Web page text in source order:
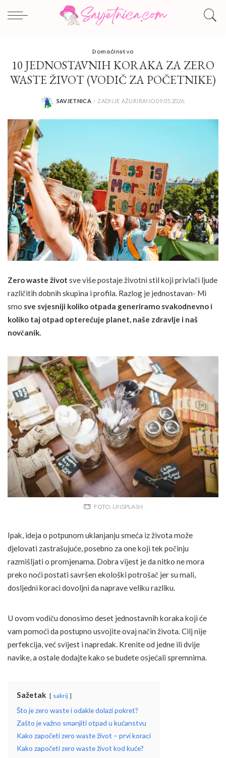
Domaćinstvo
10 JEDNOSTAVNIH KORAKA ZA ZERO
WASTE ŽIVOT (VODIČ ZA POČETNIKE)
POSTED
SAVJETNICA ZADNJE AŽURIRANO 09.05.2026.
Zero waste život sve više postaje životni stil koji privlači ljude
različitih dobnih skupina i profila. Razlog je jednostavan- Mi
smo sve svjesniji koliko otpada generiramo svakodnevno i
koliko taj otpad opterećuje planet, naše zdravlje i naš
novčanik.
FOTO: UNSPLASH
Ipak, ideja o potpunom uklanjanju smeća iz života može
djelovati zastrašujuće, posebno za one koji tek počinju
razmišljati o promjenama. Dobra vijest je da nitko ne mora
preko noći postati savršen ekološki potrošač jer su mali,
dosljedni koraci dovoljni da naprave veliku razliku.
U ovom vodiču donosimo deset jednostavnih koraka koji će
vam pomoći da postupno usvojite ovaj način života. Cilj nije
perfekcija, već svijest i napredak. Krenite od jedne ili dvije
navike, a ostale dodajte kako se budete osjećali spremnima.
Sažetak sakrij
Što je zero waste i odakle dolazi pokret?
Zašto je važno smanjiti otpad u kućanstvu
Kako započeti zero waste život – prvi koraci
Kako započeti zero waste život kod kuće?